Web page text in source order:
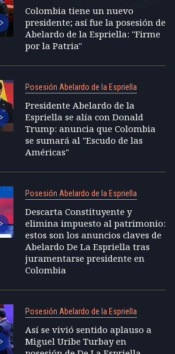
Colombia tiene un nuevo
presidente; así fue la posesión de
Abelardo de la Espriella: "Firme
por la Patria"
Posesión Abelardo de la Espriella
Presidente Abelardo de la
Espriella se alía con Donald
Trump: anuncia que Colombia
se sumará al "Escudo de las
Américas"
Posesión Abelardo de la Espriella
Descarta Constituyente y
elimina impuesto al patrimonio:
estos son los anuncios claves de
Abelardo De La Espriella tras
juramentarse presidente en
Colombia
Posesión Abelardo de la Espriella
Así se vivió sentido aplauso a
Miguel Uribe Turbay en